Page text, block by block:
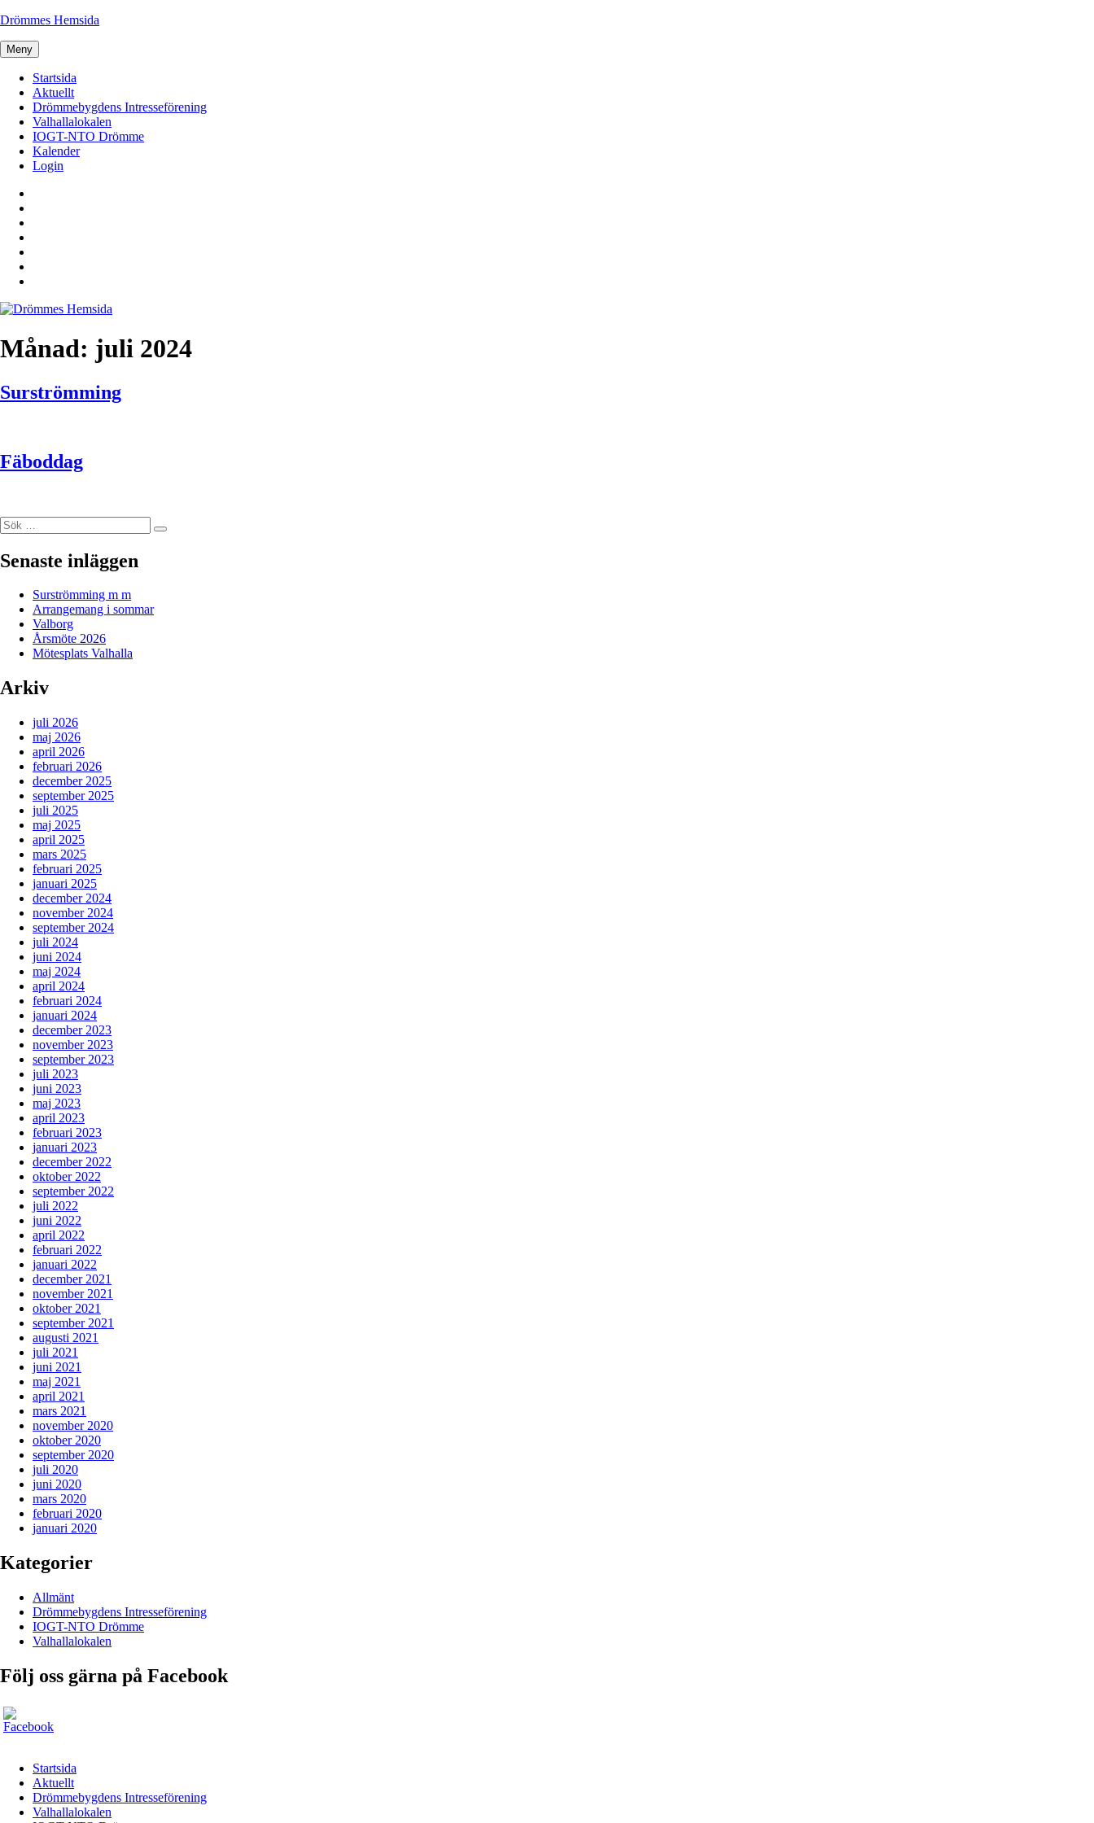
Hoppa
innehåll
Drömmes Hemsida
Meny
Startsida
Aktuellt
Drömmebygdens Intresseförening
Valhallalokalen
IOGT-NTO Drömme
Kalender
Login
Månad: juli 2024
Surströmming
Fäboddag
Sök
efter:
Sök
Senaste inläggen
Surströmming m m
Arrangemang i sommar
Valborg
Årsmöte 2026
Mötesplats Valhalla
Arkiv
juli 2026
maj 2026
april 2026
februari 2026
december 2025
september 2025
juli 2025
maj 2025
april 2025
mars 2025
februari 2025
januari 2025
december 2024
november 2024
september 2024
juli 2024
juni 2024
maj 2024
april 2024
februari 2024
januari 2024
december 2023
november 2023
september 2023
juli 2023
juni 2023
maj 2023
april 2023
februari 2023
januari 2023
december 2022
oktober 2022
september 2022
juli 2022
juni 2022
april 2022
februari 2022
januari 2022
december 2021
november 2021
oktober 2021
september 2021
augusti 2021
juli 2021
juni 2021
maj 2021
april 2021
mars 2021
november 2020
oktober 2020
september 2020
juli 2020
juni 2020
mars 2020
februari 2020
januari 2020
Kategorier
Allmänt
Drömmebygdens Intresseförening
IOGT-NTO Drömme
Valhallalokalen
Följ oss gärna på Facebook
Startsida
Aktuellt
Drömmebygdens Intresseförening
Valhallalokalen